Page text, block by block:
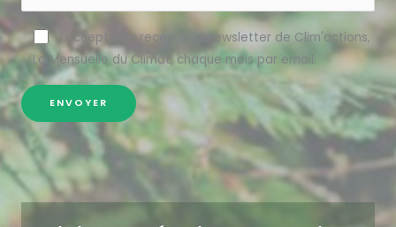
J'accepte de recevoir la newsletter de Clim'actions,
La Mensuelle du Climat, chaque mois par email.